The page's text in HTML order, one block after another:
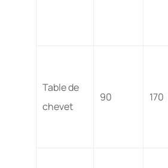
Table de
chevet
90 170